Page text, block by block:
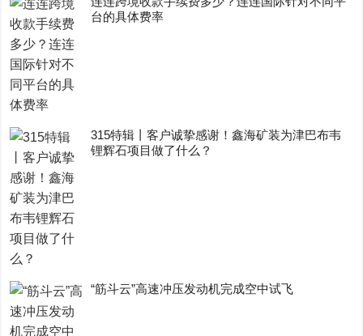
台的具体费率
315特辑丨客户诚挚感谢！鑫海矿装为津巴布韦
锂辉石项目做了什么？
“筋斗云”高速冲压发动机完成空中试飞